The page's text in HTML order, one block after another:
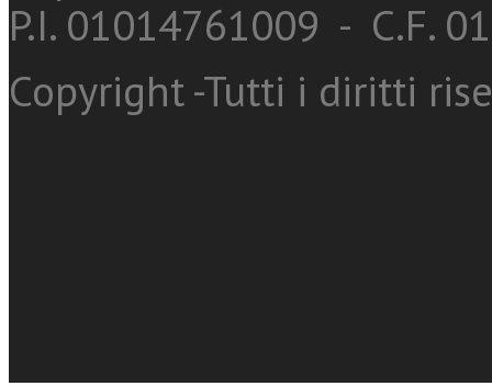
P.I. 01014761009 - C.F.
Copyright -Tutti i diritti